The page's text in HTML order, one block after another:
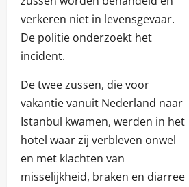
verkeren niet in levensgevaar.
De politie onderzoekt het
incident.
De twee zussen, die voor
vakantie vanuit Nederland naar
Istanbul kwamen, werden in het
hotel waar zij verbleven onwel
en met klachten van
misselijkheid, braken en diarree